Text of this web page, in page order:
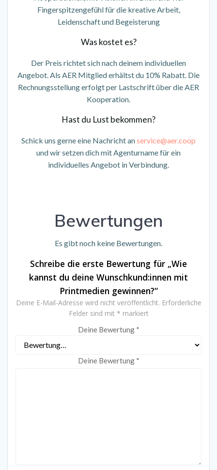
Fingerspitzengefühl für die kreative Arbeit,
Leidenschaft und Begeisterung
Was kostet es?
Der Preis richtet sich nach deinem individuellen
Angebot. Als AER Mitglied erhältst du 10% Rabatt. Die
Rechnungsstellung erfolgt per Lastschrift über die AER
Kooperation.
Hast du Lust bekommen?
Schick uns gerne eine Nachricht anservice@aer.coop
und wir setzen dich mit Agenturname für ein
individuelles Angebot in Verbindung.
Bewertungen
Es gibt noch keine Bewertungen.
Schreibe die erste Bewertung für „Wie
kannst du deine Wunschkund:innen mit
Printmedien gewinnen?“
Deine E-Mail-Adresse wird nicht veröffentlicht. Erforderliche
Felder sind mit * markiert
Deine Bewertung *
Deine Bewertung *